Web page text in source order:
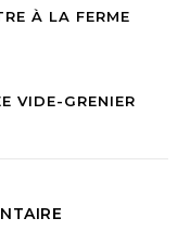
À LA FERME
VIDE-GRENIER